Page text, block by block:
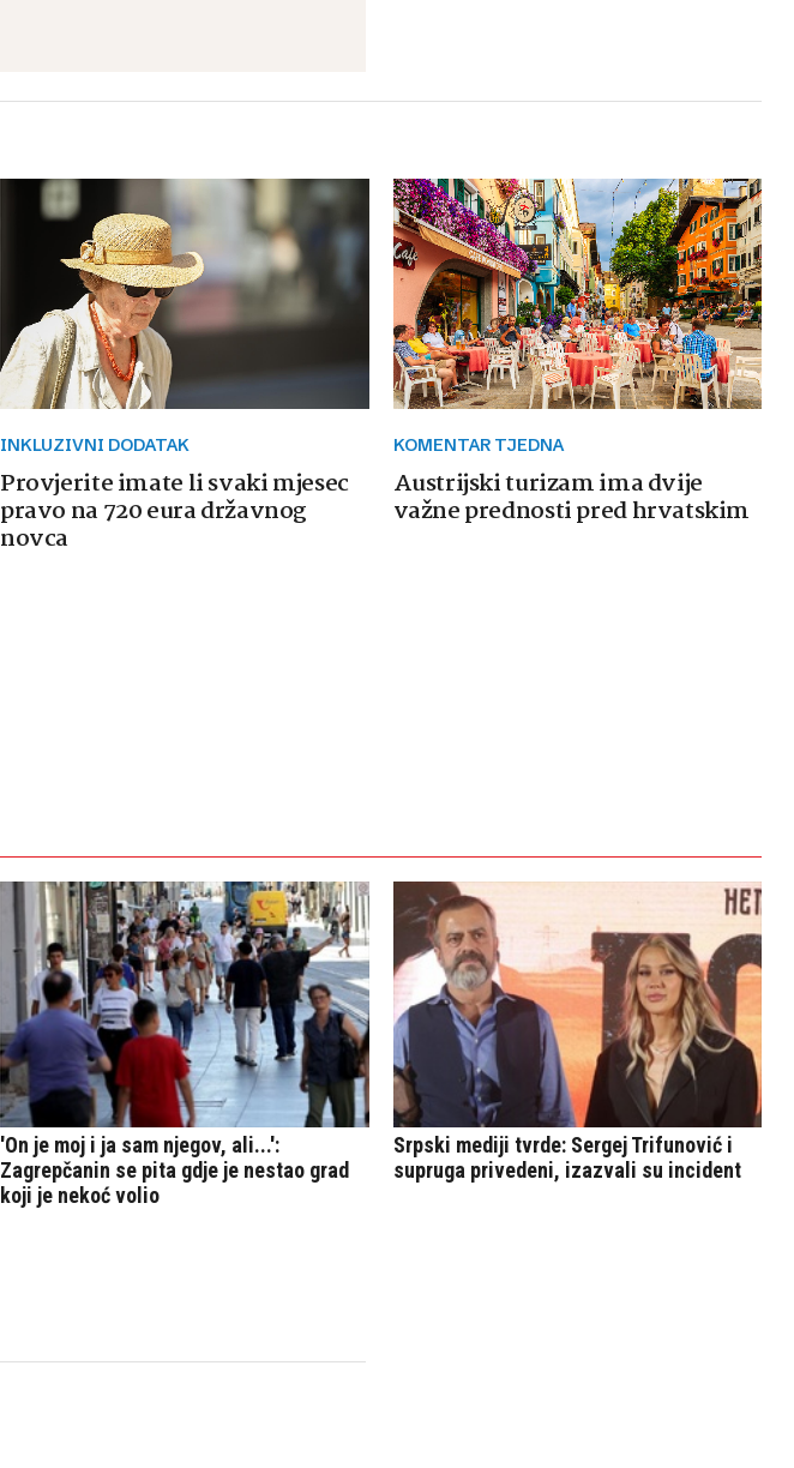
INKLUZIVNI DODATAK
Provjerite imate li svaki mjesec
pravo na 720 eura državnog
novca
KOMENTAR TJEDNA
Austrijski turizam ima dvije
važne prednosti pred hrvatskim